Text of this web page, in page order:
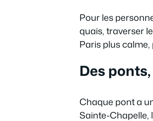
Pour les
quais, traverser
Paris plus
Des
Chaque pont a
Sainte-Chapelle,